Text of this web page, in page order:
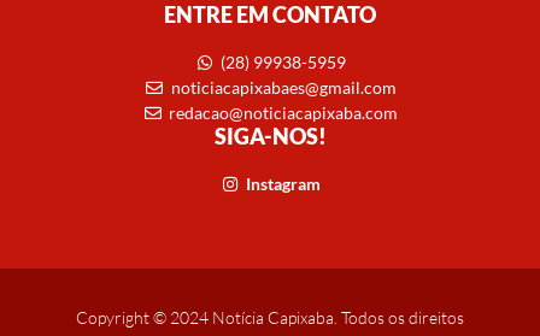
ENTRE EM CONTATO
(28) 99938-5959
noticiacapixabaes@gmail.com
redacao@noticiacapixaba.com
SIGA-NOS!
Instagram
Copyright © 2024 Notícia Capixaba. Todos os direitos